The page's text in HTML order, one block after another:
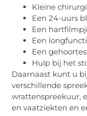
Kleine
Een 24-uurs
Een
Een
Een
Hulp bij het
Daarnaast kunt u
verschillende
wrattenspreekuur,
en vaatziekten en